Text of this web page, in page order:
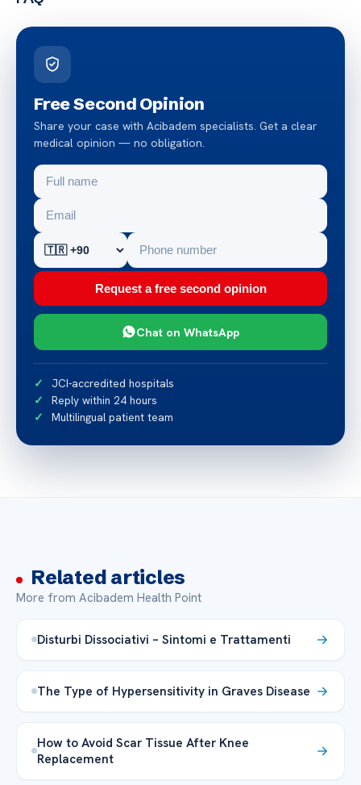
Free Second Opinion
Share your case with Acibadem specialists. Get a clear
medical opinion — no obligation.
Request a free second opinion
Chat on WhatsApp
JCI-accredited hospitals
Reply within 24 hours
Multilingual patient team
Related articles
More from Acibadem Health Point
Disturbi Dissociativi – Sintomi e Trattamenti
The Type of Hypersensitivity in Graves Disease
How to Avoid Scar Tissue After Knee
Replacement